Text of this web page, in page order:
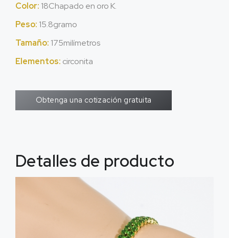
Color: 18Chapado en oro K.
Peso: 15.8gramo
Tamaño: 175milímetros
Elementos: circonita
Obtenga una cotización gratuita
Detalles de producto